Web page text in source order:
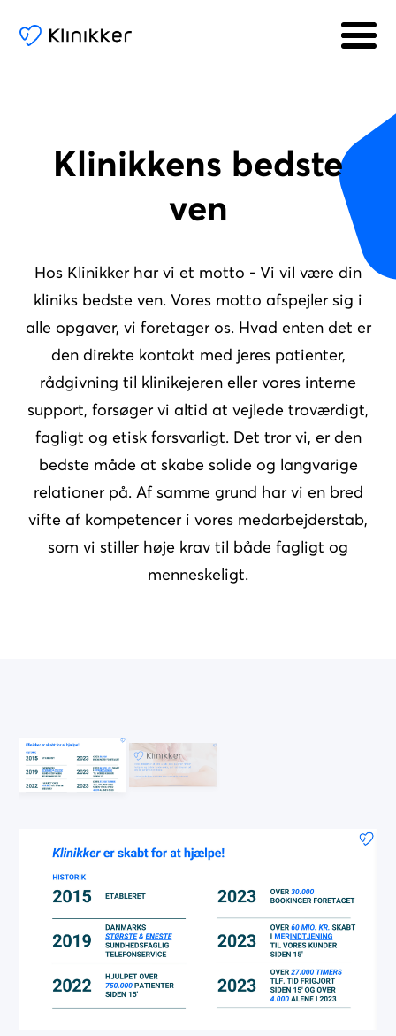
Klinikkens bedste
ven
Hos Klinikker har vi et motto - Vi vil være din
kliniks bedste ven. Vores motto afspejler sig i
alle opgaver, vi foretager os. Hvad enten det er
den direkte kontakt med jeres patienter,
rådgivning til klinikejeren eller vores interne
support, forsøger vi altid at vejlede troværdigt,
fagligt og etisk forsvarligt. Det tror vi, er den
bedste måde at skabe solide og langvarige
relationer på. Af samme grund har vi en bred
vifte af kompetencer i vores medarbejderstab,
som vi stiller høje krav til både fagligt og
menneskeligt.